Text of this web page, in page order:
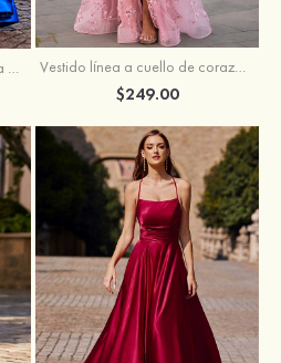
Vestido línea a escote en v tela charmeuse hasta el suelo vestido de graduación Vestido línea a cuello de corazón tul cola de barrido vestido de graduación
$249.00